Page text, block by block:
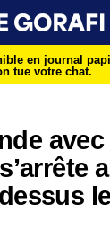
en journal
tue votre chat.